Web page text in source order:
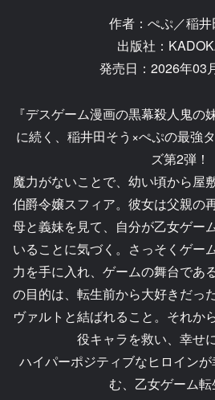
作者：ぺぷ／稲井
出版社：
発売日：2026年03
『デスゲーム漫画の黒幕殺人鬼の
に続く、稲井田そう×ぺぷの最強
ズ第2弾！
魔力がないことで、幼い頃から屋
伯爵令嬢スフィア。彼女は父親の
母と義妹を見て、自分が乙女ゲー
いることに気づく。さっそくゲー
力を手に入れ、ゲームの舞台であ
の目的は、転生前から大好きだっ
ヴァルトと結ばれること。それか
役キャラを救い、幸せ
ハイパーポジティブなヒロイン
む、乙女ゲーム転